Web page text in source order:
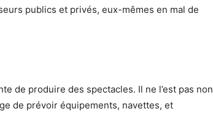
publics et privés, eux-mêmes en mal de
de produire des spectacles. Il ne l’est pas non
de prévoir équipements, navettes, et